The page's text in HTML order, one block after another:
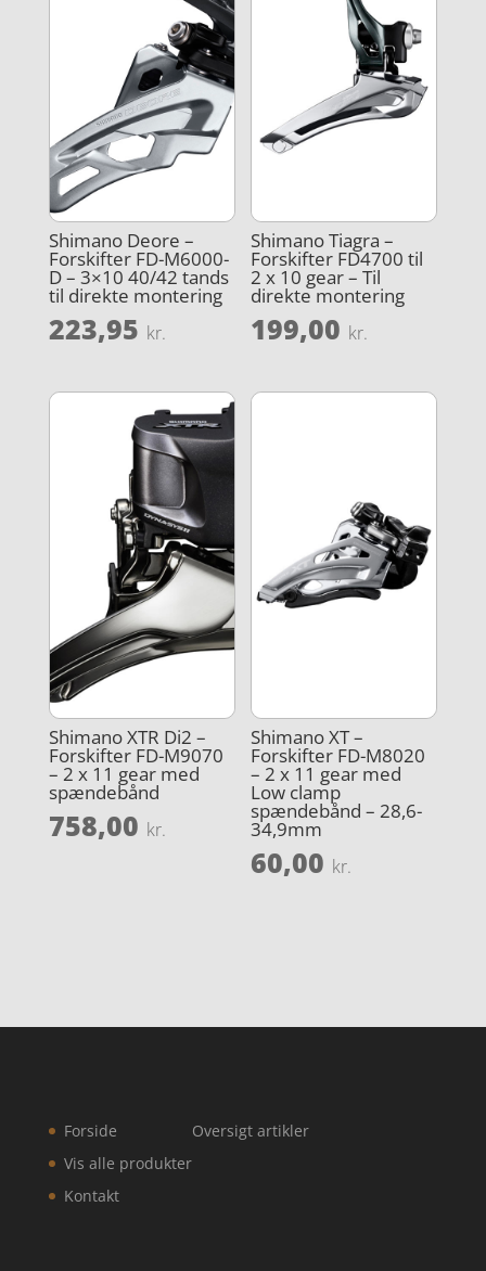
Shimano Deore –
Forskifter FD-M6000-
D – 3×10 40/42 tands
til direkte montering
223,95 kr.
Shimano Tiagra –
Forskifter FD4700 til
2 x 10 gear – Til
direkte montering
199,00 kr.
Shimano XTR Di2 –
Forskifter FD-M9070
– 2 x 11 gear med
spændebånd
758,00 kr.
Shimano XT –
Forskifter FD-M8020
– 2 x 11 gear med
Low clamp
spændebånd – 28,6-
34,9mm
60,00 kr.
Forside
Vis alle produkter
Kontakt
Oversigt artikler